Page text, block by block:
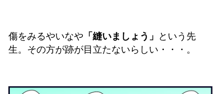
傷をみるやいなや 「縫いましょう」 という先
生。その方が跡が目立たないらしい・・・。